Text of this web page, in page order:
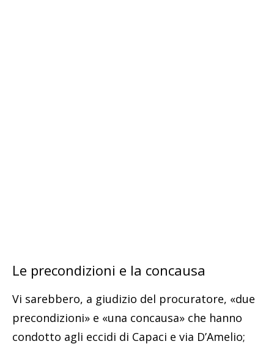
Le precondizioni e la concausa
Vi sarebbero, a giudizio del procuratore, «due
precondizioni» e «una concausa» che hanno
condotto agli eccidi di Capaci e via D’Amelio;